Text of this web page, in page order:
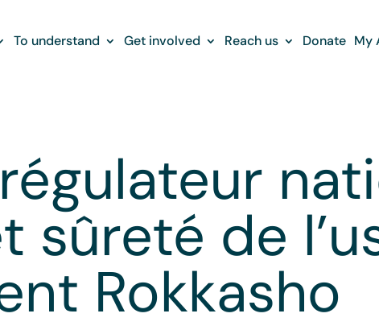
To understand Get involved Reach us Donate My
sûreté de
Rokkasho